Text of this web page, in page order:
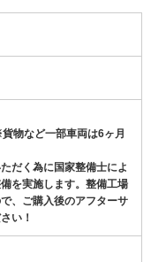
物など一部車両は6ヶ月
だく為に国家整備士によ
を実施します。整備工場
、ご購入後のアフターサ
い！